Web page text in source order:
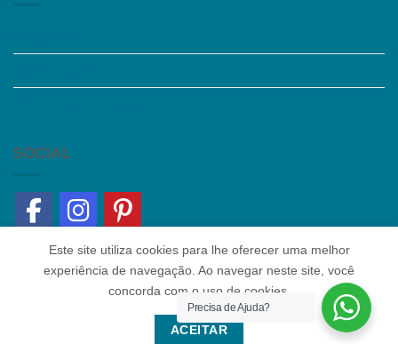
SOCIAL
Política de Privacidade
Contato
Copyright 2026 ©Colaborar Educacional
Precisa de Ajuda?
Este site utiliza cookies para lhe oferecer uma melhor
experiência de navegação. Ao navegar neste site, você
concorda com o uso de cookies.
ACEITAR